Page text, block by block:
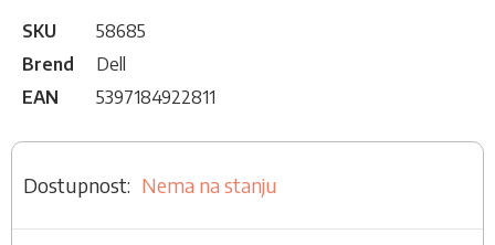
SKU
58685
Brend
Dell
EAN
5397184922811
Nema na stanju